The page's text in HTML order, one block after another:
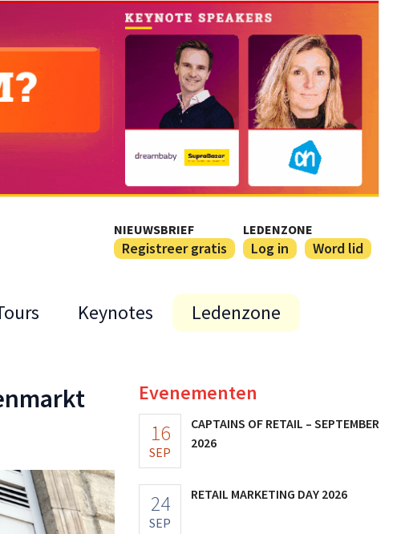
NIEUWSBRIEF
Registreer gratis
LEDENZONE
Log in Word lid
Keynotes Ledenzone
Evenementen
16
SEP
CAPTAINS OF RETAIL – SEPTEMBER
2026
24
SEP
RETAIL MARKETING DAY 2026